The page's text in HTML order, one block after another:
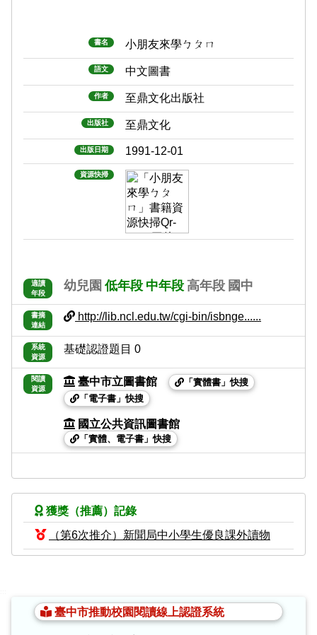
書名 小朋友來學ㄅㄆㄇ
語文 中文圖書
作者 至鼎文化出版社
出版社 至鼎文化
出版日期 1991-12-01
資源快掃
適讀
年段
幼兒園 低年段 中年段 高年段 國中
書摘
連結
http://lib.ncl.edu.tw/cgi-bin/isbnge......
系統
資源
基礎認證題目 0
閱讀
資源
臺中市立圖書館
「實體書」快搜
「電子書」快搜
國立公共資訊圖書館
「實體、電子書」快搜
獲獎（推薦）記錄
（第6次推介）新聞局中小學生優良課外讀物
臺中市推動校園閱讀線上認證系統